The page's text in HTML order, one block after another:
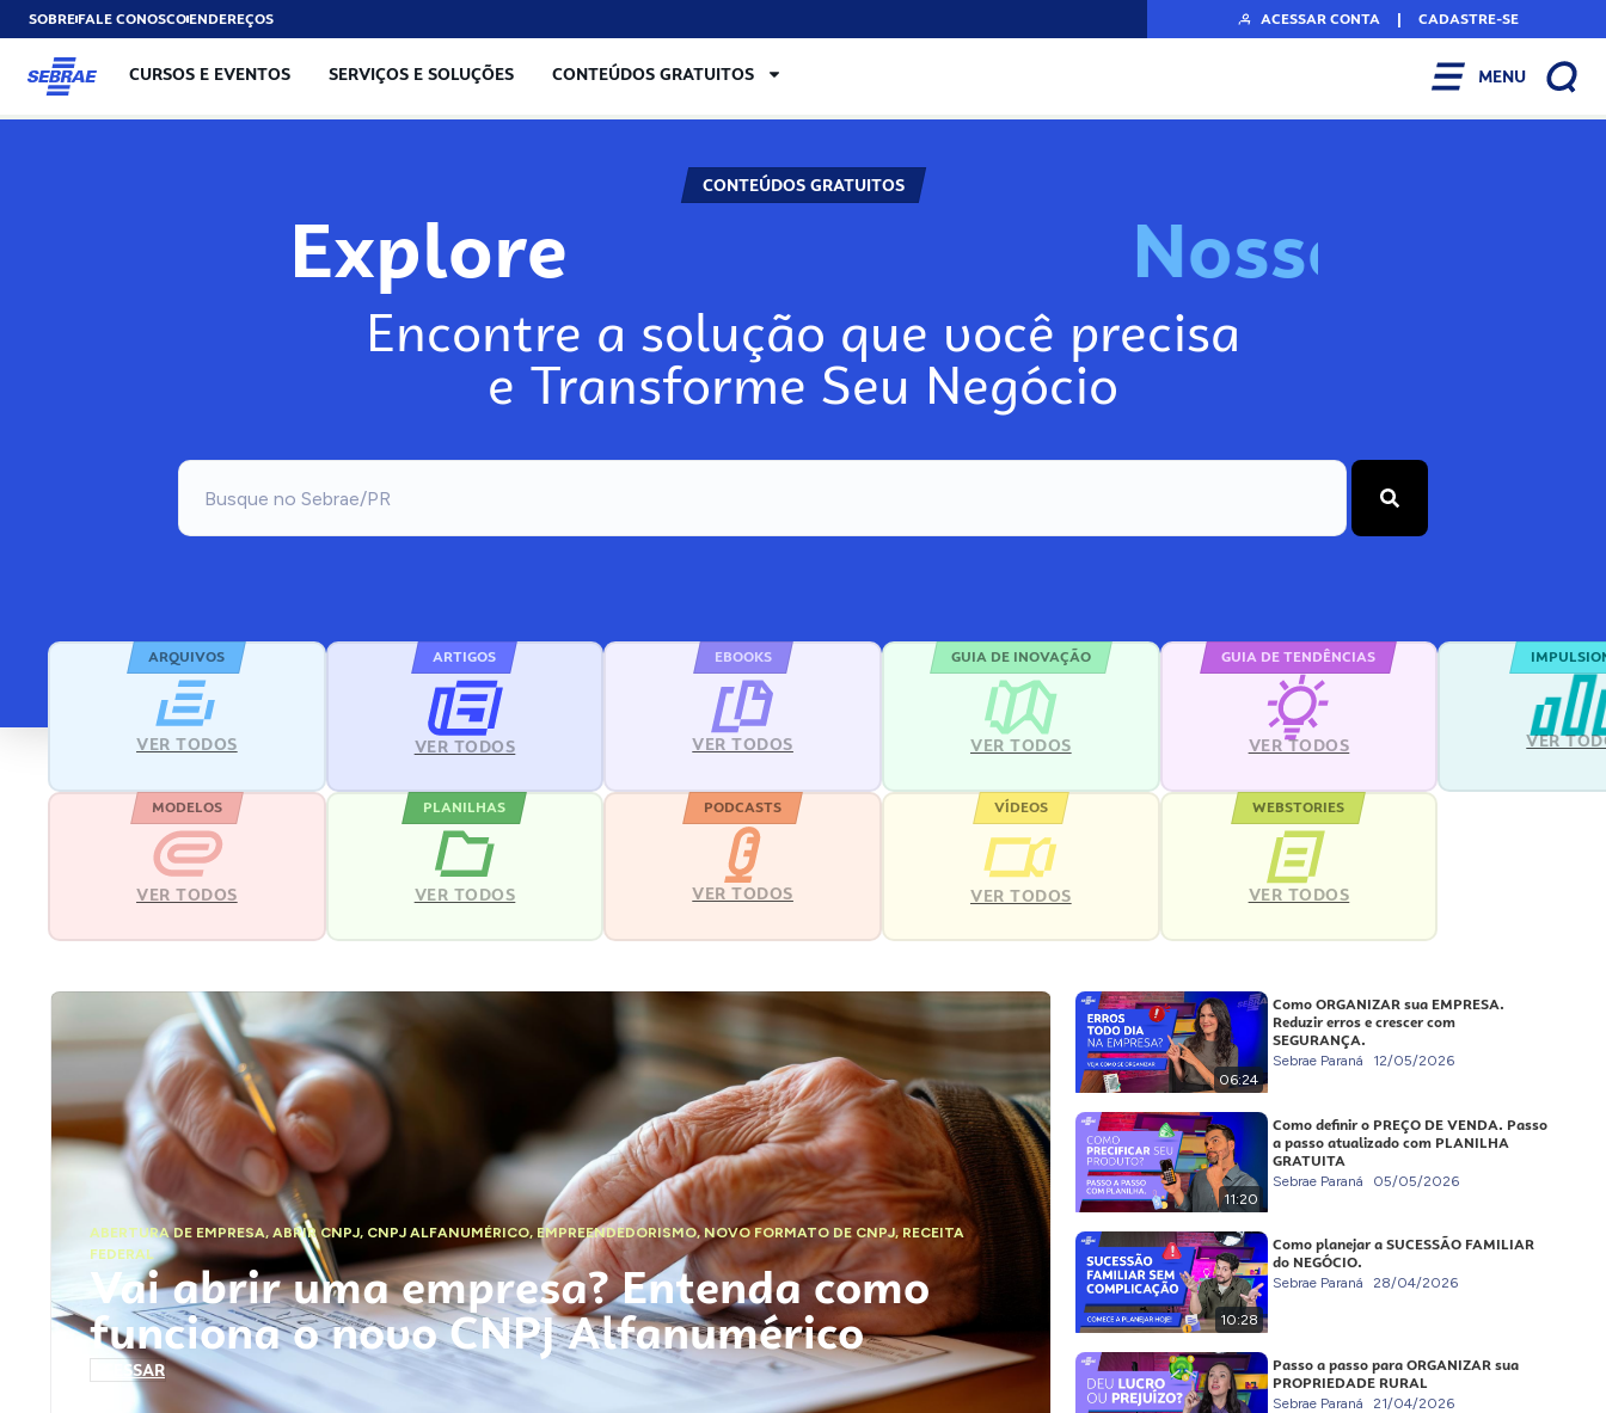
SOBREFALE CONOSCOENDEREÇOS ACESSAR CONTA | CADASTRE-SE
CURSOS E EVENTOS SERVIÇOS E SOLUÇÕES CONTEÚDOS GRATUITOS MENU
CONTEÚDOS GRATUITOS
Explore Nosso
Encontre a solução que você precisa
e Transforme Seu Negócio
ARQUIVOS
VER TODOS
ARTIGOS
VER TODOS
EBOOKS
VER TODOS
GUIA DE INOVAÇÃO
VER TODOS
GUIA DE TENDÊNCIAS
VER TODOS VER
MODELOS
VER TODOS
PLANILHAS
VER TODOS
PODCASTS
VER TODOS
VÍDEOS
VER TODOS
WEBSTORIES
VER TODOS
ABERTURA DE EMPRESA,ABRIR CNPJ, CNPJ ALFANUMÉRICO, EMPREENDEDORISMO,NOVO FORMATO DE CNPJ,RECEITA
FEDERAL
Vai abrir uma empresa? Entenda como
funciona o novo CNPJ Alfanumérico
ACESSAR
06:24
Como ORGANIZAR sua EMPRESA.
Reduzir erros e crescer com
SEGURANÇA.
Sebrae Paraná 12/05/2026
11:20
Como definir o PREÇO DE VENDA. Passo
a passo atualizado com PLANILHA
GRATUITA
Sebrae Paraná 05/05/2026
10:28
Como planejar a SUCESSÃO FAMILIAR
do NEGÓCIO.
Sebrae Paraná 28/04/2026
Passo a passo para ORGANIZAR sua
PROPRIEDADE RURAL
Sebrae Paraná 21/04/2026